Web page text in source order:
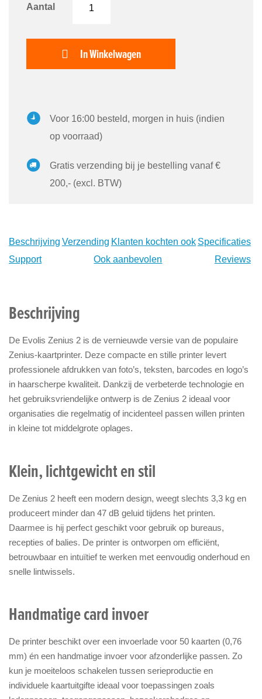
Aantal
In Winkelwagen
Voor 16:00 besteld, morgen in huis (indien
op voorraad)
Gratis verzending bij je bestelling vanaf €
200,- (excl. BTW)
Beschrijving Verzending Klanten kochten ook Specificaties
Support
Ook aanbevolen Reviews
Beschrijving
De Evolis Zenius 2 is de vernieuwde versie van de populaire
Zenius-kaartprinter. Deze compacte en stille printer levert
professionele afdrukken van foto’s, teksten, barcodes en logo’s
in haarscherpe kwaliteit. Dankzij de verbeterde technologie en
het gebruiksvriendelijke ontwerp is de Zenius 2 ideaal voor
organisaties die regelmatig of incidenteel passen willen printen
in kleine tot middelgrote oplages.
Klein, lichtgewicht en stil
De Zenius 2 heeft een modern design, weegt slechts 3,3 kg en
produceert minder dan 47 dB geluid tijdens het printen.
Daarmee is hij perfect geschikt voor gebruik op bureaus,
recepties of balies. De printer is ontworpen om efficiënt,
betrouwbaar en intuïtief te werken met eenvoudig onderhoud en
snelle lintwissels.
Handmatige card invoer
De printer beschikt over een invoerlade voor 50 kaarten (0,76
mm) én een handmatige invoer voor afzonderlijke passen. Zo
kun je moeiteloos schakelen tussen serieproductie en
individuele kaartuitgifte ideaal voor toepassingen zoals